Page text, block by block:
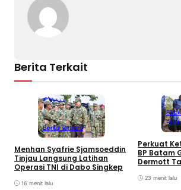
Berita Terkait
Berita Terbaru
Menhan Syafrie Sjamsoeddin
Tinjau Langsung Latihan
Operasi TNI di Dabo Singkep
16 menit lalu
Perkuat
BP Batam
Dermott
Nongsa
23 menit lalu